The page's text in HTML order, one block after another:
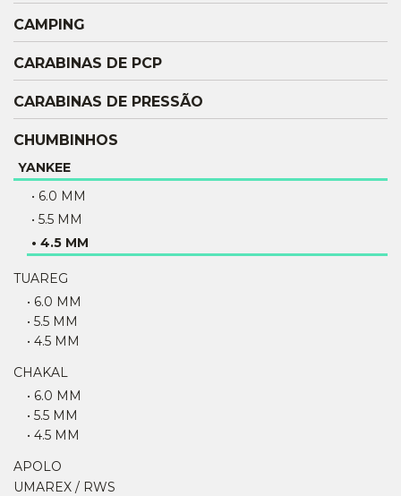
CAMPING
CARABINAS DE PCP
CARABINAS DE PRESSÃO
CHUMBINHOS
YANKEE
• 6.0 MM
• 5.5 MM
• 4.5 MM
TUAREG
• 6.0 MM
• 5.5 MM
• 4.5 MM
CHAKAL
• 6.0 MM
• 5.5 MM
• 4.5 MM
APOLO
UMAREX / RWS